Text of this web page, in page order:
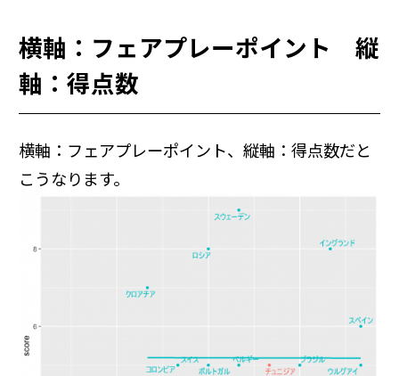
横軸：フェアプレーポイント 縦
軸：得点数
横軸：フェアプレーポイント、縦軸：得点数だと
こうなります。